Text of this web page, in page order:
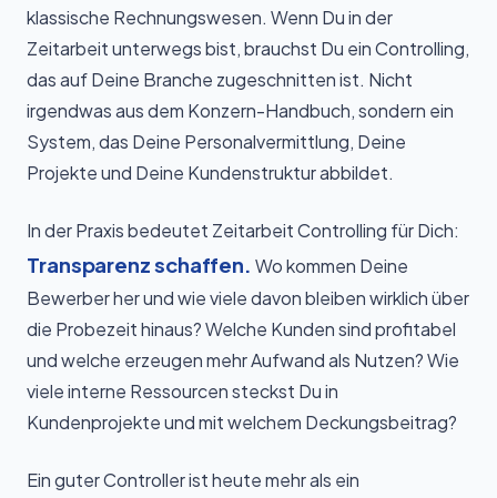
klassische Rechnungswesen. Wenn Du in der
Zeitarbeit unterwegs bist, brauchst Du ein Controlling,
das auf Deine Branche zugeschnitten ist. Nicht
irgendwas aus dem Konzern-Handbuch, sondern ein
System, das Deine Personalvermittlung, Deine
Projekte und Deine Kundenstruktur abbildet.
In der Praxis bedeutet Zeitarbeit Controlling für Dich:
Transparenz schaffen. Wo kommen Deine
Bewerber her und wie viele davon bleiben wirklich über
die Probezeit hinaus? Welche Kunden sind profitabel
und welche erzeugen mehr Aufwand als Nutzen? Wie
viele interne Ressourcen steckst Du in
Kundenprojekte und mit welchem Deckungsbeitrag?
Ein guter Controller ist heute mehr als ein